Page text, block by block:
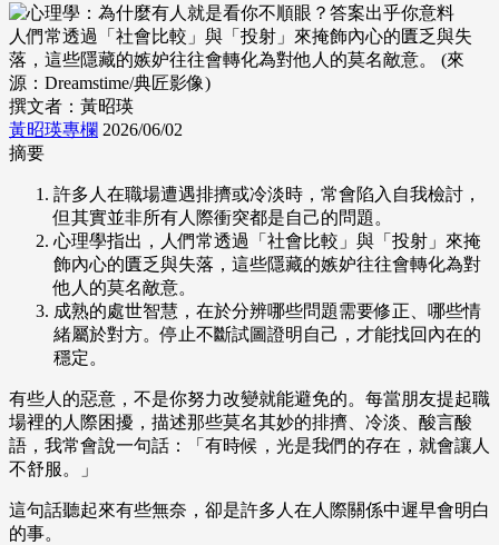
人們常透過「社會比較」與「投射」來掩飾內心的匱乏與失
落，這些隱藏的嫉妒往往會轉化為對他人的莫名敵意。 (來
源：Dreamstime/典匠影像)
撰文者：黃昭瑛
黃昭瑛專欄 2026/06/02
摘要
許多人在職場遭遇排擠或冷淡時，常會陷入自我檢討，
但其實並非所有人際衝突都是自己的問題。
心理學指出，人們常透過「社會比較」與「投射」來掩
飾內心的匱乏與失落，這些隱藏的嫉妒往往會轉化為對
他人的莫名敵意。
成熟的處世智慧，在於分辨哪些問題需要修正、哪些情
緒屬於對方。停止不斷試圖證明自己，才能找回內在的
穩定。
有些人的惡意，不是你努力改變就能避免的。每當朋友提起職
場裡的人際困擾，描述那些莫名其妙的排擠、冷淡、酸言酸
語，我常會說一句話：「有時候，光是我們的存在，就會讓人
不舒服。」
這句話聽起來有些無奈，卻是許多人在人際關係中遲早會明白
的事。